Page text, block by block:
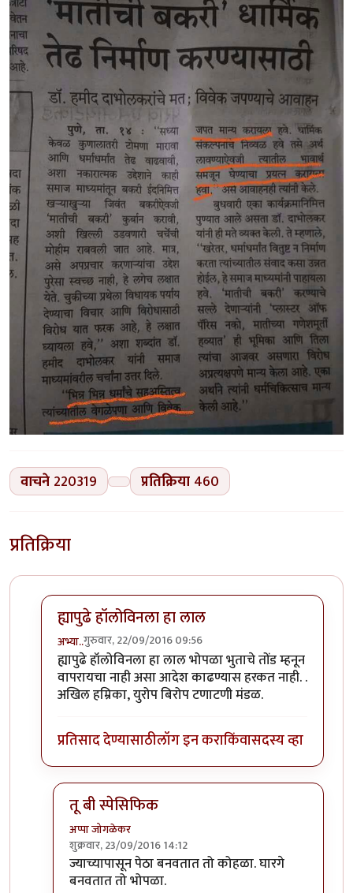
वाचने 220319 प्रतिक्रिया 460
प्रतिक्रिया
ह्यापुढे हॉलोविनला हा लाल
अभ्या..गुरुवार, 22/09/2016 09:56
In reply toकोहळा (Benincasa hispida)byडॉ सुहास
ह्यापुढे हॉलोविनला हा लाल भोपळा भुताचे तोंड म्हनून
वापरायचा नाही असा आदेश काढण्यास हरकत नाही. .
अखिल हम्रिका, युरोप बिरोप टणाटणी मंडळ.
प्रतिसाद देण्यासाठीलॉग इन कराकिंवासदस्य व्हा
तू बी स्पेसिफिक
अप्पा जोगळेकर
शुक्रवार, 23/09/2016 14:12
In reply toतांबडा भोपळा टू बी स्पेसिफिक.by
ज्याच्यापासून पेठा बनवतात तो कोहळा. घारगे
बनवतात तो भोपळा.